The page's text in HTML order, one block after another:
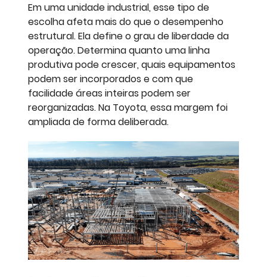
Em uma unidade industrial, esse tipo de
escolha afeta mais do que o desempenho
estrutural. Ela define o grau de liberdade da
operação. Determina quanto uma linha
produtiva pode crescer, quais equipamentos
podem ser incorporados e com que
facilidade áreas inteiras podem ser
reorganizadas. Na Toyota, essa margem foi
ampliada de forma deliberada.